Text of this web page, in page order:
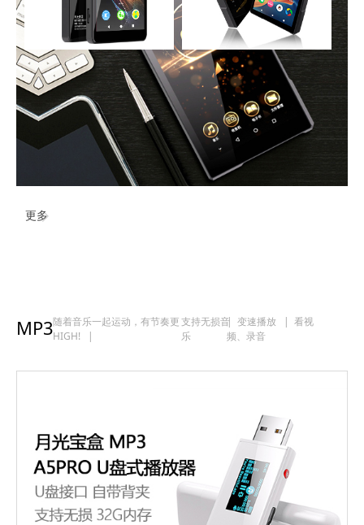
随着音乐一起运动，有节奏更
HIGH! |
| 变速播放 | 看视
频、录音
更多
MP3
支持无损音
乐